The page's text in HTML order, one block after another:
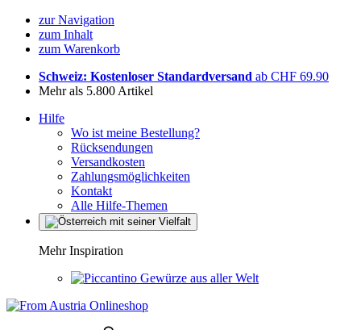
zur Navigation
zum Inhalt
zum Warenkorb
Schweiz: Kostenloser Standardversand ab CHF 69.90
Mehr als 5.800 Artikel
Hilfe
Wo ist meine Bestellung?
Rücksendungen
Versandkosten
Zahlungsmöglichkeiten
Kontakt
Alle Hilfe-Themen
Mehr Inspiration
Gewürze aus aller Welt